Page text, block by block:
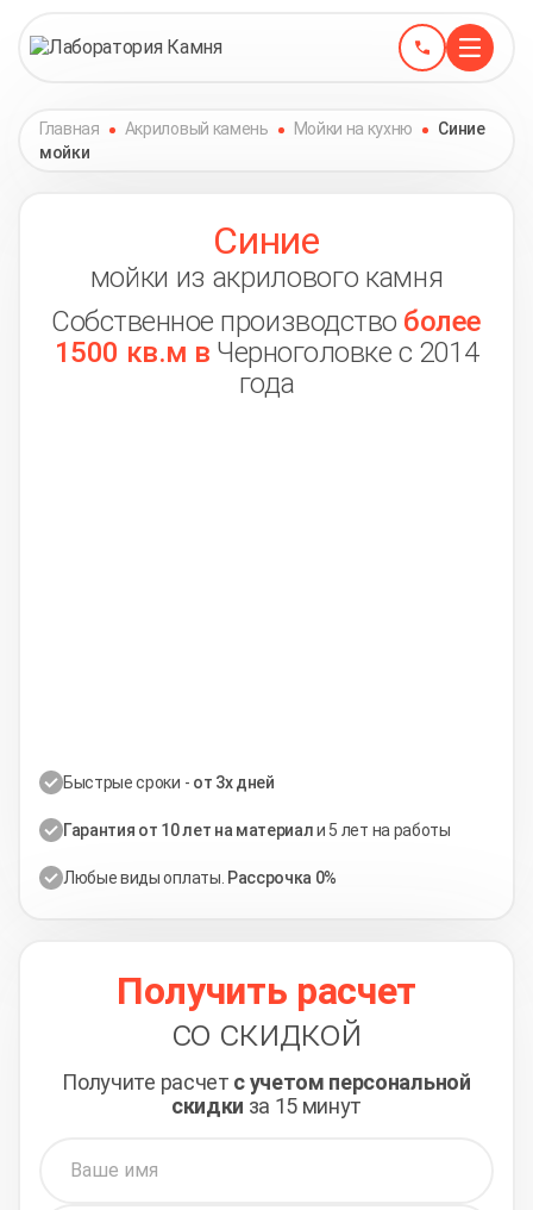
Главная Акриловый камень Мойки на кухню
Синие
мойки
Синие
мойки из акрилового камня
Собственное производство более
1500 кв.м в Черноголовке с 2014
года
Быстрые сроки - от 3х дней
Гарантия от 10 лет на материали 5 лет на работы
Любые виды оплаты. Рассрочка 0%
Получить расчет
со скидкой
Получите расчет с учетом персональной
скидки за 15 минут